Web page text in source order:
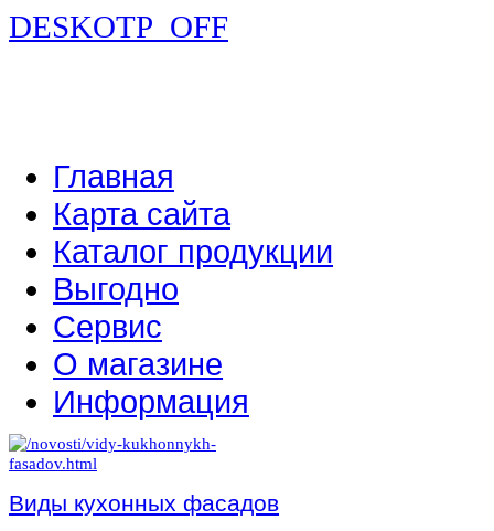
DESKOTP_OFF
Главная
Карта сайта
Каталог продукции
Выгодно
Сервис
О магазине
Информация
Виды кухонных фасадов